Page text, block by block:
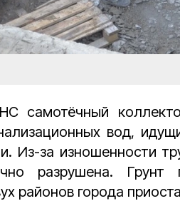
самотёчный
вод,
Из-за изношенности
разрушена.
районов города